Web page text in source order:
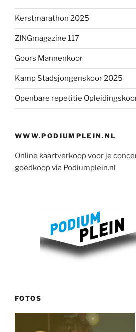
Kerstmarathon 2025
ZINGmagazine 117
Goors Mannenkoor
Kamp Stadsjongenskoor 2025
Openbare repetitie
WWW.PODIUMPLEIN.NL
Online kaartverkoop voor je
goedkoop via Podiumplein.nl
FOTOS